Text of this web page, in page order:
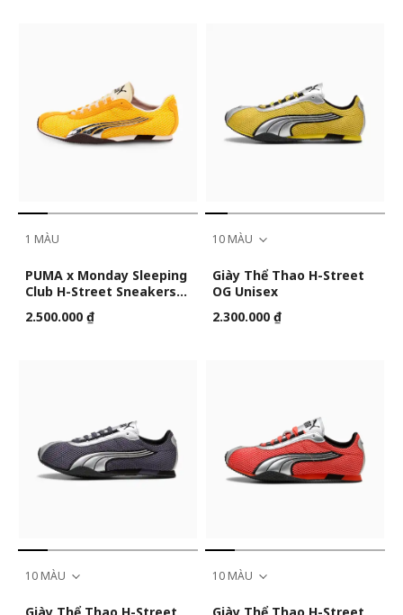
1 MÀU
PUMA x Monday Sleeping
Club H-Street Sneakers
2.500.000 ₫
10 MÀU
Giày Thể Thao H-Street
OG Unisex
2.300.000 ₫
10 MÀU 10 MÀU